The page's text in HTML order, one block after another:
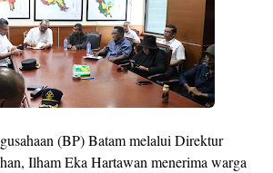
(BP) Batam melalui Direktur
Ilham Eka Hartawan menerima warga